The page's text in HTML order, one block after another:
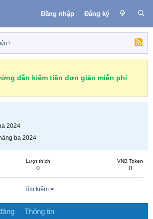
Đăng nhập Đăng ký
dẫn kiếm tiền đơn giản miễn phí
2024
ba 2024
Lượt thích
0
VNB Token
0
Tìm kiếm
Thông tin